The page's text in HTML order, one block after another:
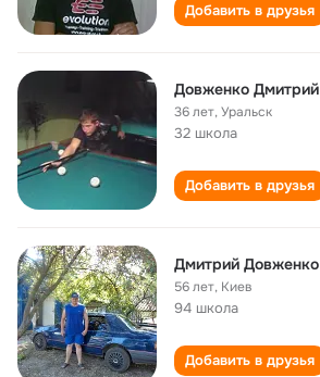
Добавить в друзья
Довженко Дмитрий
36 лет,Уральск
32 школа
Добавить в друзья
Дмитрий Довженко
56 лет, Киев
94 школа
Добавить в друзья